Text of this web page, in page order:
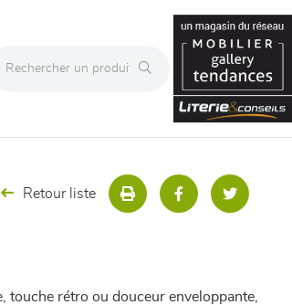
Retour liste
touche rétro ou douceur enveloppante,